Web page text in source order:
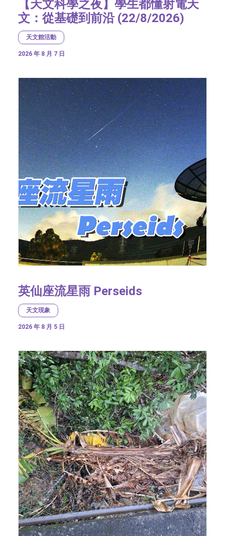
【天文科學之夜】學生都懂射電天
文：從基礎到前沿 (22/8/2026)
天文館活動
2026 年 8 月 7 日
英仙座流星雨 Perseids
天文現象
2026 年 8 月 5 日